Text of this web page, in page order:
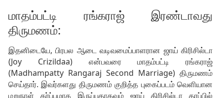
மாதம்பட்டி ரங்கராஜ் இரண்டாவது
திருமணம்:
இதனிடையே, பிரபல ஆடை வடிவமைப்பாளரான ஜாய் கிரிசில்டா
(Joy Crizildaa) என்பவரை மாதம்பட்டி ரங்கராஜ்
(Madhampatty Rangaraj Second Marriage) திருமணம்
செய்தார். இவர்களது திருமணம் குறித்த புகைப்படம் வெளியான
மறுநாள் கர்ப்பமாக இருப்பதாகவும் ஜாய் கிரிசில்டா தரப்பில்